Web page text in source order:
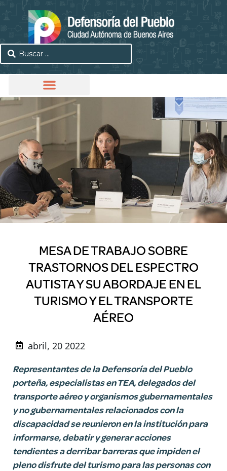
MESA DE TRABAJO SOBRE
TRASTORNOS DEL ESPECTRO
AUTISTA Y SU ABORDAJE EN EL
TURISMO Y EL TRANSPORTE
AÉREO
abril, 20 2022
Representantes de la Defensoría del Pueblo
porteña, especialistas en TEA, delegados del
transporte aéreo y organismos gubernamentales
y no gubernamentales relacionados con la
discapacidad se reunieron en la institución para
informarse, debatir y generar acciones
tendientes a derribar barreras que impiden el
pleno disfrute del turismo para las personas con